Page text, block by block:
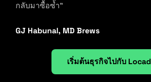
กลับมาซื้อซ้ำ”
GJ Habunal, MD Brews
เริ่มต้นธุรกิจไปกับ Locad